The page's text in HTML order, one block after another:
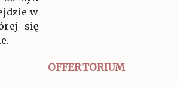
w
się
OFFERTORIUM